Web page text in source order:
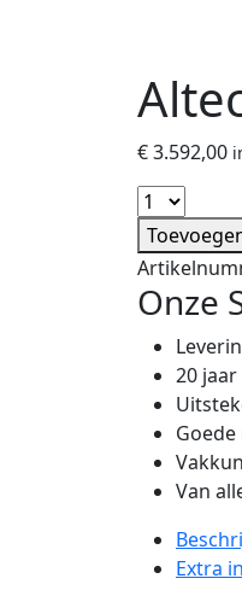
€3.592,00
Onze
20
Van
Extra